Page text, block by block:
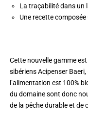
La traçabilité dans un
Une recette
Cette nouvelle gamme est
sibériens Acipenser
l’alimentation est 100%
du domaine sont donc
de la pêche durable et de